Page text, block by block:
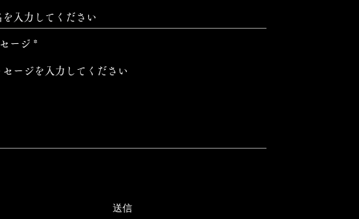
ージ
送信